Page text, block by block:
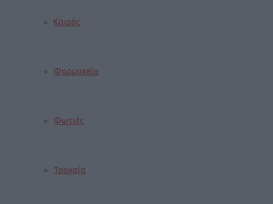
Καιρός
Φαρμακεία
Φωτιές
Τροχαία